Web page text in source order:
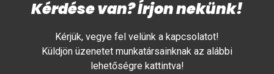
Kérdése van? Írjon nekünk!
Kérjük, vegye fel velünk a kapcsolatot!
Küldjön üzenetet munkatársainknak az alábbi
lehetőségre kattintva!